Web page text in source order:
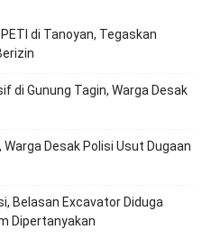
di Tanoyan, Tegaskan
di Gunung Tagin, Warga Desak
Desak Polisi Usut Dugaan
Belasan Excavator Diduga
Dipertanyakan